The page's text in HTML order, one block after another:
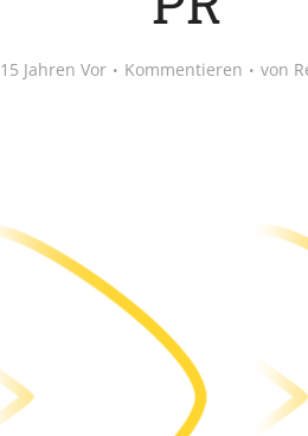
15 Jahren Vor Kommentieren von